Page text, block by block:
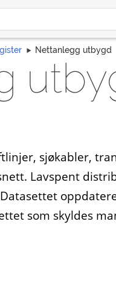
Nettanlegg utbygd
sjøkabler,
Lavspent
som skyldes